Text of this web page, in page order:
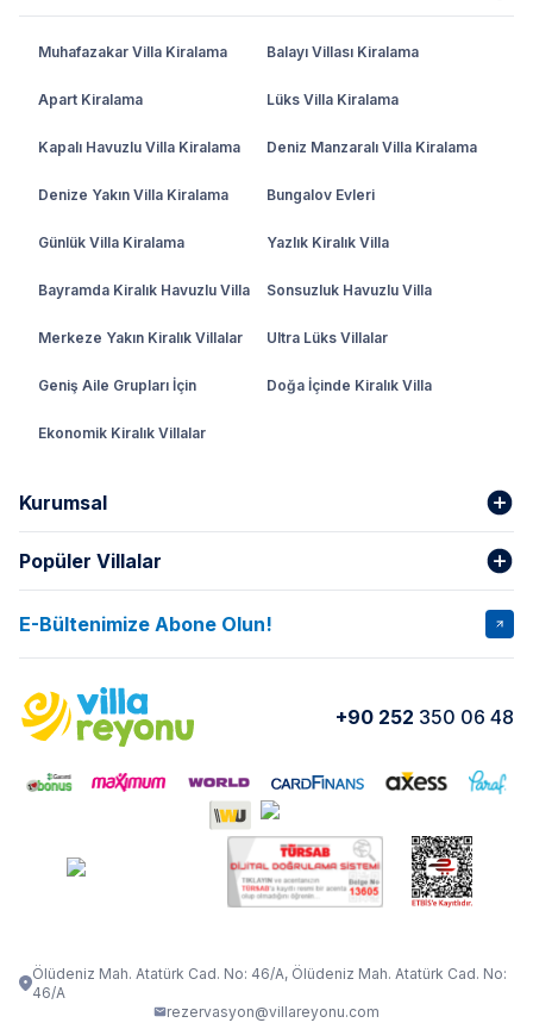
Muhafazakar Villa Kiralama Balayı Villası Kiralama
Apart Kiralama Lüks Villa Kiralama
Kapalı Havuzlu Villa Kiralama Deniz Manzaralı Villa Kiralama
Denize Yakın Villa Kiralama Bungalov Evleri
Günlük Villa Kiralama Yazlık Kiralık Villa
Bayramda Kiralık Havuzlu Villa Sonsuzluk Havuzlu Villa
Merkeze Yakın Kiralık Villalar Ultra Lüks Villalar
Geniş Aile Grupları İçin Doğa İçinde Kiralık Villa
Ekonomik Kiralık Villalar
Kurumsal
Hakkımızda
İptal Şartları Banka Hesapları
Kurumsal Blog
Yorumlar Nasıl Kiralarım
Popüler Villalar
VİLLA SALKIM VİLLA SLAY 1
VİLLA OLENNA 1 VİLLA MERT
VILLA ADRIMA 1
VİLLA TİAMO VİLLA ZEYTİN DALI
VILLA ELMALI
E-Bültenimize Abone Olun!
+90 252 350 06 48
Ölüdeniz Mah. Atatürk Cad. No: 46/A, Ölüdeniz Mah. Atatürk Cad. No:
46/A
rezervasyon@villareyonu.com